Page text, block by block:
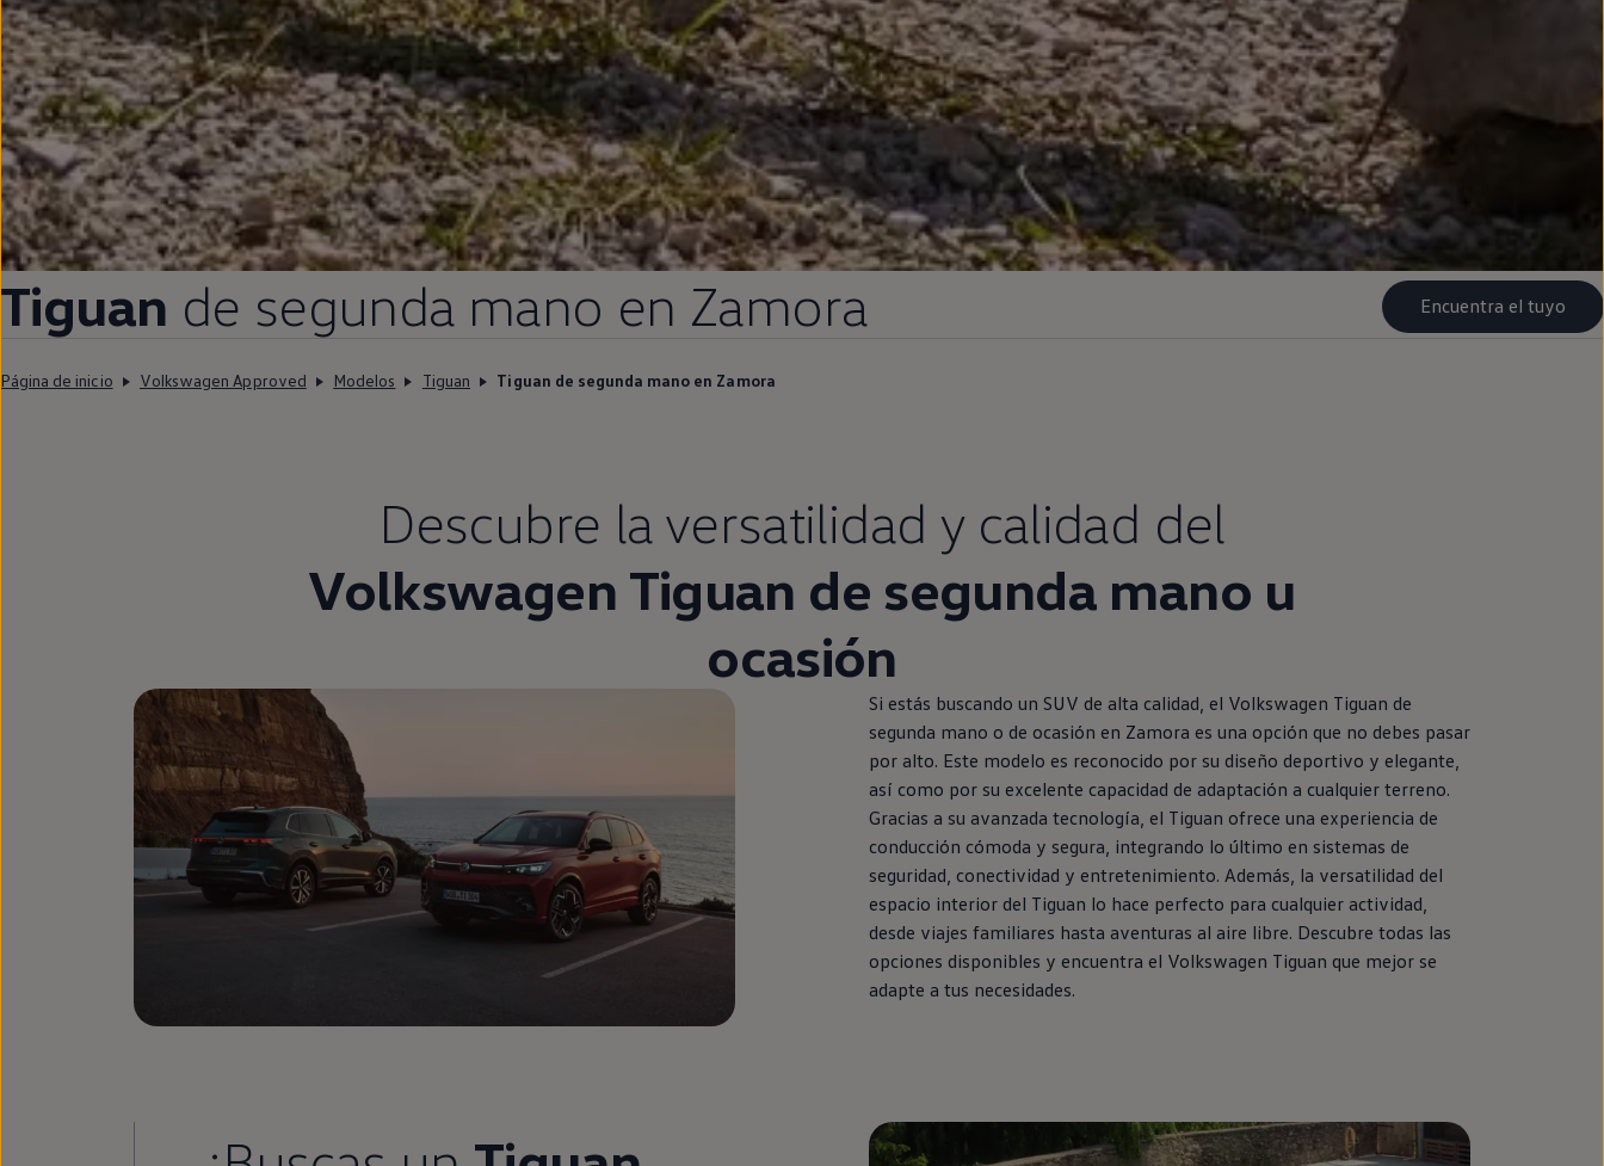
Tiguan de segunda mano en Zamora Encuentra el tuyo
Página de inicio Volkswagen Approved Modelos Tiguan Tiguan de segunda mano en Zamora
Descubre la versatilidad y calidad del
Volkswagen Tiguan de segunda mano u
ocasión
Si estás buscando un SUV de alta calidad, el Volkswagen Tiguan de
segunda mano o de ocasión en Zamora es una opción que no debes pasar
por alto. Este modelo es reconocido por su diseño deportivo y elegante,
así como por su excelente capacidad de adaptación a cualquier terreno.
Gracias a su avanzada tecnología, el Tiguan ofrece una experiencia de
conducción cómoda y segura, integrando lo último en sistemas de
seguridad, conectividad y entretenimiento. Además, la versatilidad del
espacio interior del Tiguan lo hace perfecto para cualquier actividad,
desde viajes familiares hasta aventuras al aire libre. Descubre todas las
opciones disponibles y encuentra el Volkswagen Tiguan que mejor se
adapte a tus necesidades.